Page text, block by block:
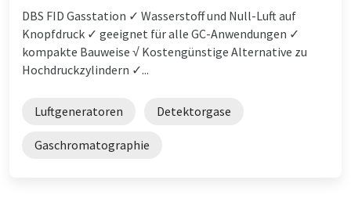
DBS FID Gasstation ✓ Wasserstoff und Null-Luft auf
Knopfdruck ✓ geeignet für alle GC-Anwendungen ✓
kompakte Bauweise √ Kostengünstige Alternative zu
Hochdruckzylindern ✓...
Luftgeneratoren Detektorgase
Gaschromatographie